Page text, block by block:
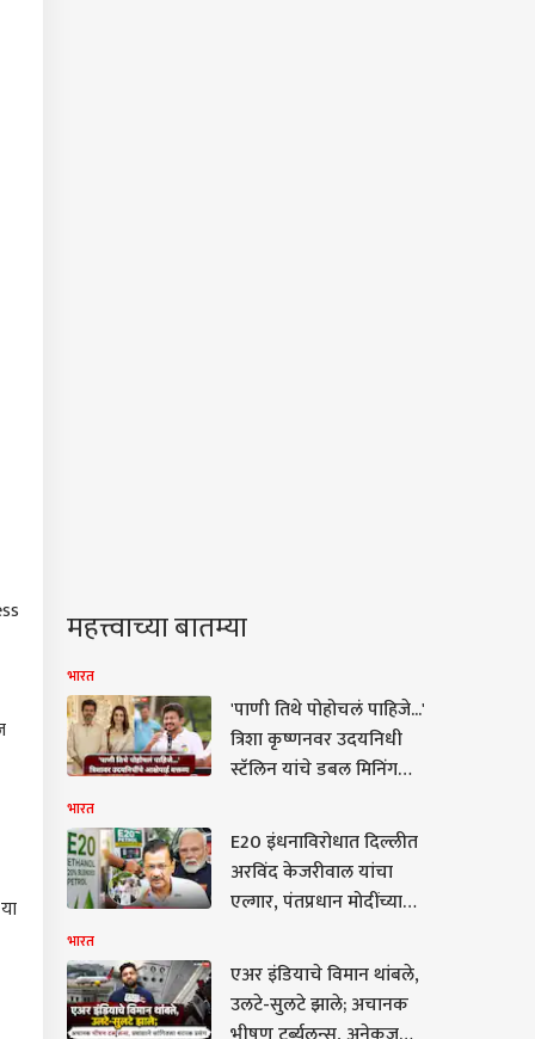
महत्त्वाच्या बातम्या
भारत
'पाणी तिथे पोहोचलं पाहिजे...'
त्रिशा कृष्णनवर उदयनिधी
स्टॅलिन यांचे डबल मिनिंग
आदेश
भारत
E20 इंधनाविरोधात दिल्लीत
अरविंद केजरीवाल यांचा
एल्गार, पंतप्रधान मोदींच्या
मोर्चा; अमेरिकेच्या
दबावाखाली देशावर निर्णय
थोपवल्याचा आरोप
भारत
एअर इंडियाचे विमान थांबले,
उलटे-सुलटे झाले; अचानक